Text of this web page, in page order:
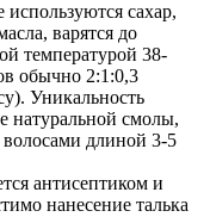
используются сахар,
варятся до
температурой 38-
обычно 2:1:0,3
Уникальность
натуральной смолы,
волосами длиной 3-5
антисептиком и
нанесение талька